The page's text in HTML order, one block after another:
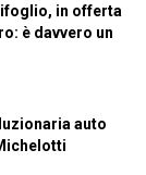
in offerta
è davvero un
auto